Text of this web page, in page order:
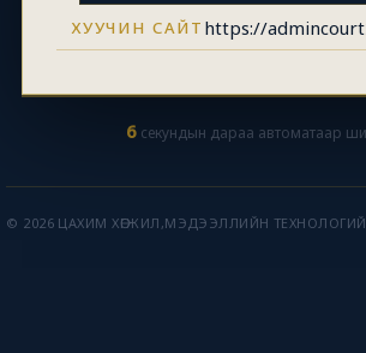
ХУУЧИН САЙТ https://
6 секундын дараа автоматаар
© 2026 ЦАХИМ ХӨГЖИЛ,МЭДЭЭЛЛИЙН